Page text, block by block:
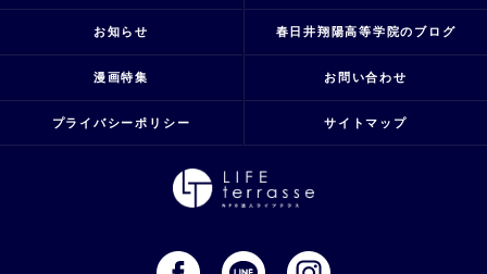
お知らせ 春日井翔陽高等学院のブログ
漫画特集 お問い合わせ
プライバシーポリシー サイトマップ